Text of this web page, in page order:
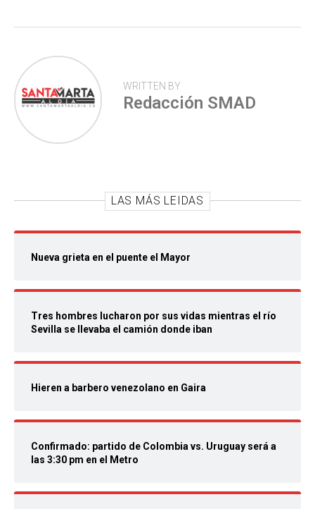
WRITTEN BY
Redacción SMAD
LAS MÁS LEIDAS
Nueva grieta en el puente el Mayor
Tres hombres lucharon por sus vidas mientras el río
Sevilla se llevaba el camión donde iban
Hieren a barbero venezolano en Gaira
Confirmado: partido de Colombia vs. Uruguay será a
las 3:30 pm en el Metro